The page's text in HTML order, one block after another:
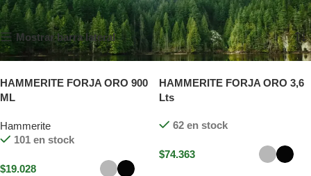
Inicio TIENDA Protección metales Mostrando los 3 resultados
Mostrar barra lateral
HAMMERITE FORJA ORO 900
ML
Hammerite
101 en stock
$19.028
HAMMERITE FORJA ORO 3,6
Lts
62 en stock
$74.363